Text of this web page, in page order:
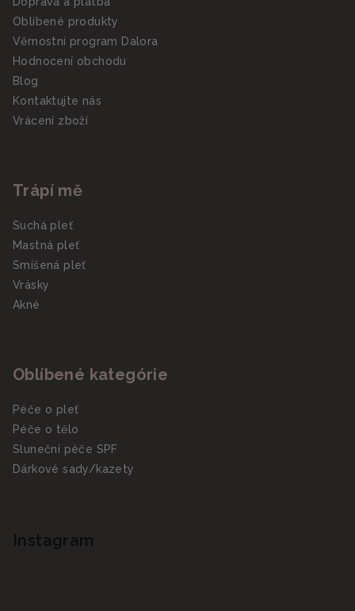
Oblíbené produkty
Věrnostní program Dalora
Hodnocení obchodu
Blog
Kontaktujte nás
Vrácení zboží
Trápí mě
Suchá pleť
Mastná pleť
Smíšená pleť
Vrásky
Akné
Oblíbené kategórie
Péče o pleť
Péče o tělo
Sluneční péče SPF
Dárkové sady/kazety
Instagram